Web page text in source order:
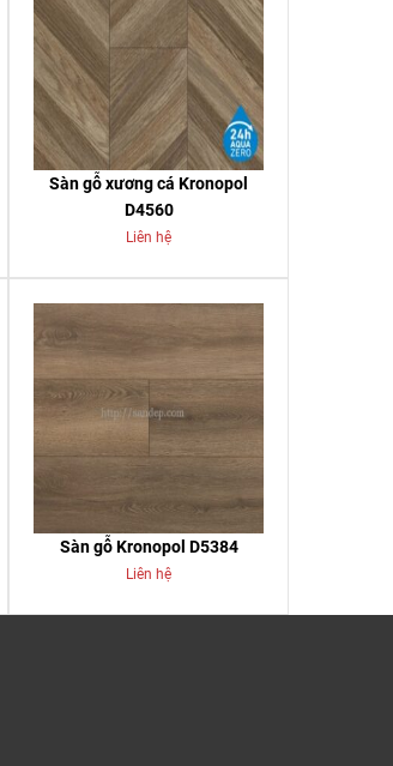
Sàn gỗ xương cá Kronopol
D4560
Liên hệ
Sàn gỗ Kronopol D5384
Liên hệ